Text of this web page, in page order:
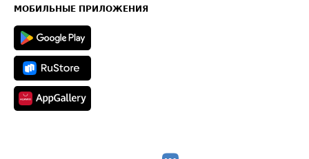
Техническая информация
МОБИЛЬНЫЕ ПРИЛОЖЕНИЯ